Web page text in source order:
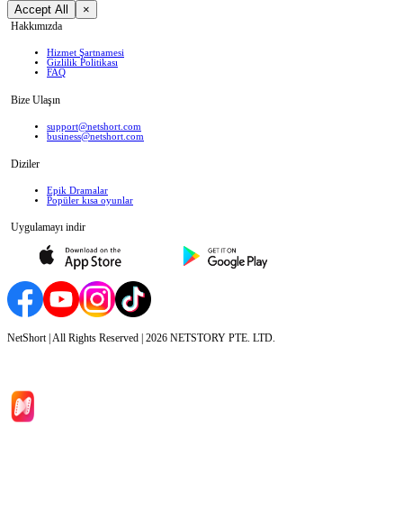
Accept All ×
Hakkımızda
Hizmet Şartnamesi
Gizlilik Politikası
FAQ
Bize Ulaşın
support@netshort.com
business@netshort.com
Diziler
Epik Dramalar
Popüler kısa oyunlar
Uygulamayı indir
NetShort | All Rights Reserved | 2026 NETSTORY PTE. LTD.